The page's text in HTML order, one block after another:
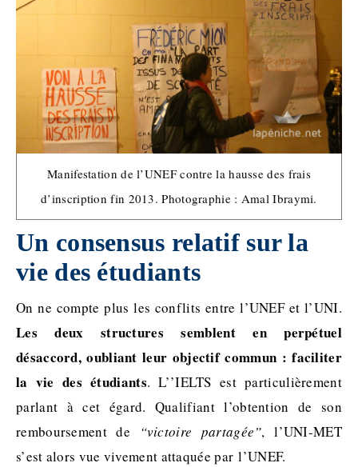
Manifestation de l’UNEF contre la hausse des frais
d’inscription fin 2013. Photographie : Amal Ibraymi.
Un consensus relatif sur la
vie des étudiants
On ne compte plus les conflits entre l’UNEF et l’UNI.
Les deux structures semblent en perpétuel
désaccord, oubliant leur objectif commun : faciliter
la vie des étudiants. L’’IELTS est particulièrement
parlant à cet égard. Qualifiant l’obtention de son
remboursement de
“victoire partagée”, l’UNI-MET
s’est alors vue vivement attaquée par l’UNEF.